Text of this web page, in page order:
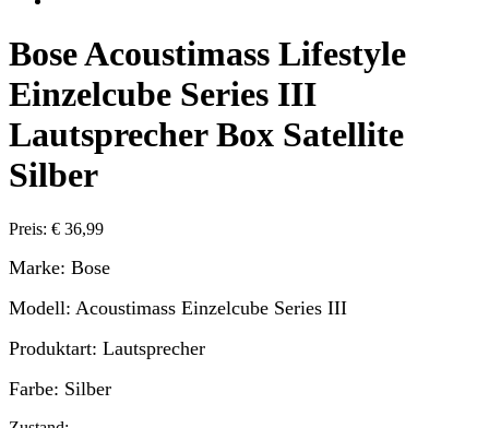
Bose Acoustimass Lifestyle
Einzelcube Series III
Lautsprecher Box Satellite
Silber
Preis: € 36,99
Marke: Bose
Modell: Acoustimass Einzelcube Series III
Produktart: Lautsprecher
Farbe: Silber